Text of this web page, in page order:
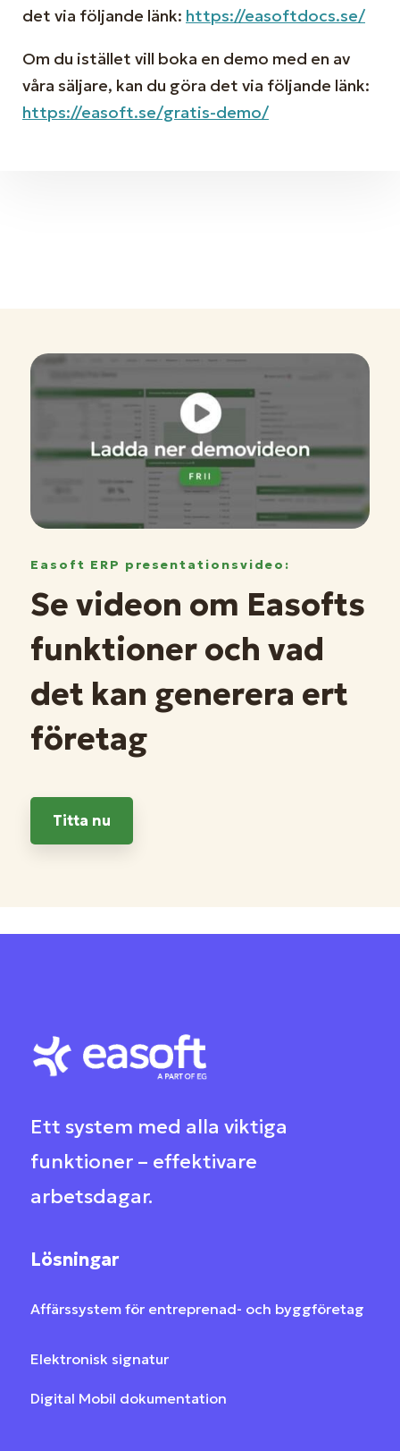
det via följande länk: https://easoftdocs.se/
Om du istället vill boka en demo med en av
våra säljare, kan du göra det via följande länk:
https://easoft.se/gratis-demo/
Easoft ERP presentationsvideo:
Se videon om Easofts
funktioner och vad
det kan generera ert
företag
Titta nu
Ett system med alla viktiga
funktioner – effektivare
arbetsdagar.
Lösningar
Affärssystem för entreprenad- och byggföretag
Elektronisk signatur
Digital Mobil dokumentation